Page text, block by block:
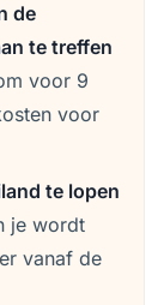
de
te treffen
voor 9
voor
te lopen
je wordt
vanaf de